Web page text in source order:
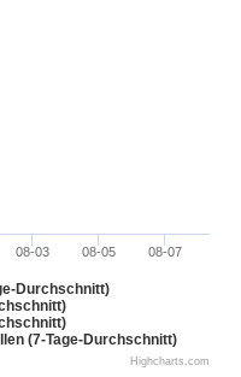
Durchschnitt)
(7-Tage-Durchschnitt)
08-03 08-05 08-07
Highcharts.com